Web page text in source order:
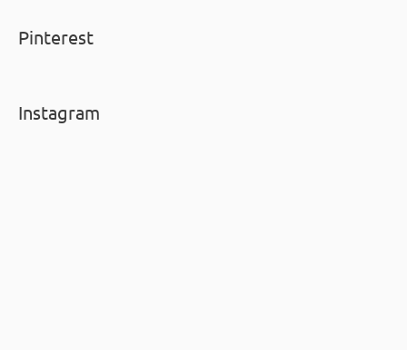
Pinterest
Instagram